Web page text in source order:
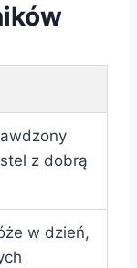
z dobrą
w dzień,